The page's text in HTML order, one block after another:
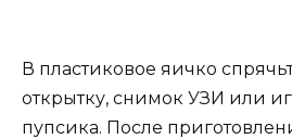
В пластиковое яичко
открытку, снимок УЗИ или
пупсика. После